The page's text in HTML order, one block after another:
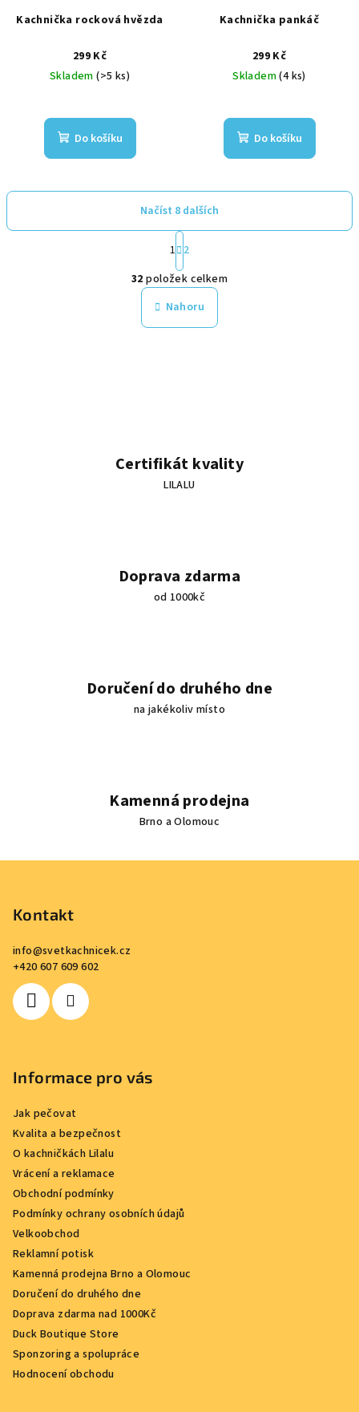
Kachnička rocková hvězda
299 Kč
Skladem(>5 ks)
Do košíku
Kachnička pankáč
299 Kč
Skladem(4 ks)
Do košíku
O
v
l
á
k
y
s
u
Načíst 8 dalších
S
t
r
á
n
k
o
1 2
32 položek celkem
Nahoru
Certifikát kvality
LILALU
Doprava zdarma
od 1000kč
Doručení do druhého dne
na jakékoliv místo
Kamenná prodejna
Brno a Olomouc
Kontakt
info@svetkachnicek.cz
+420 607 609 602
Informace pro vás
Jak pečovat
Kvalita a bezpečnost
O kachničkách Lilalu
Vrácení a reklamace
Obchodní podmínky
Podmínky ochrany osobních údajů
Velkoobchod
Reklamní potisk
Kamenná prodejna Brno a Olomouc
Doručení do druhého dne
Doprava zdarma nad 1000Kč
Duck Boutique Store
Sponzoring a spolupráce
Hodnocení obchodu